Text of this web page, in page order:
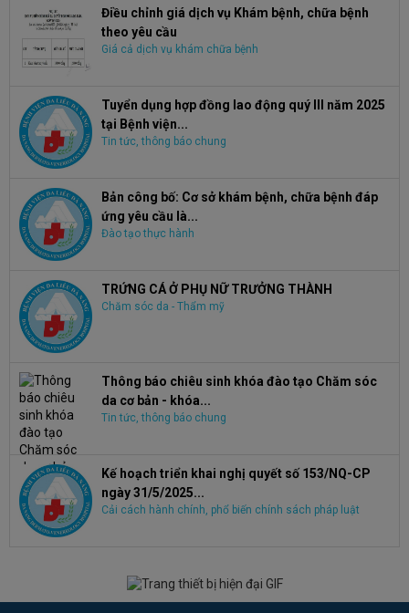
Điều chỉnh giá dịch vụ Khám bệnh, chữa bệnh
theo yêu cầu
Giá cả dịch vụ khám chữa bệnh
Tuyển dụng hợp đồng lao động quý III năm 2025
tại Bệnh viện...
Tin tức, thông báo chung
Bản công bố: Cơ sở khám bệnh, chữa bệnh đáp
ứng yêu cầu là...
Đào tạo thực hành
TRỨNG CÁ Ở PHỤ NỮ TRƯỞNG THÀNH
Chăm sóc da - Thẩm mỹ
Thông báo chiêu sinh khóa đào tạo Chăm sóc
da cơ bản - khóa...
Tin tức, thông báo chung
Kế hoạch triển khai nghị quyết số 153/NQ-CP
ngày 31/5/2025...
Cải cách hành chính, phổ biến chính sách pháp luật